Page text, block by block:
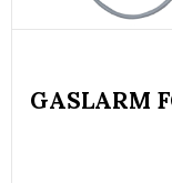
GASLARM